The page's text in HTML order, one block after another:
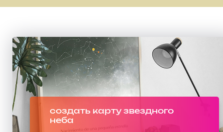
создать карту звездного
неба